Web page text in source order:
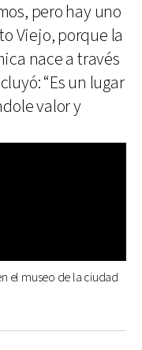
pero hay uno
Viejo, porque la
nace a través
“Es un lugar
valor y
el museo de la ciudad